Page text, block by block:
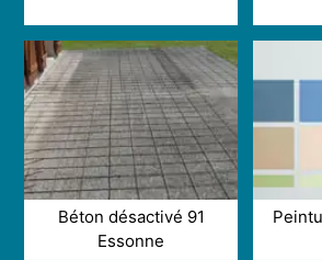
Béton désactivé 91
Essonne